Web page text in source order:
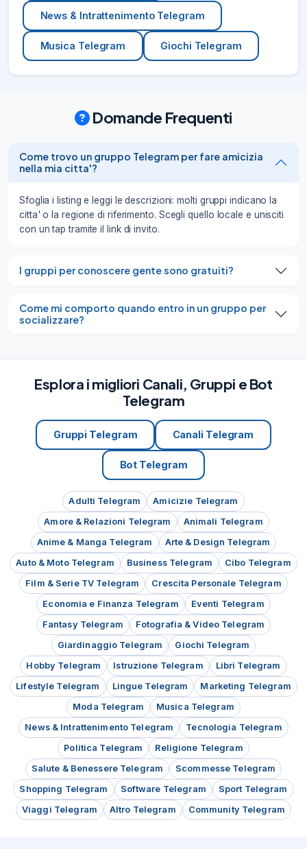
News & Intrattenimento Telegram
Musica Telegram Giochi Telegram
Domande Frequenti
Come trovo un gruppo Telegram per fare amicizia
nella mia citta'?
Sfoglia i listing e leggi le descrizioni: molti gruppi indicano la
citta' o la regione di riferimento. Scegli quello locale e unisciti
con un tap tramite il link di invito.
I gruppi per conoscere gente sono gratuiti?
Come mi comporto quando entro in un gruppo per
socializzare?
Esplora i migliori Canali, Gruppi e Bot
Telegram
Gruppi Telegram Canali Telegram
Bot Telegram
Adulti Telegram
Amicizie Telegram
Amore & Relazioni Telegram
Animali Telegram
Anime & Manga Telegram
Arte & Design Telegram
Auto & Moto Telegram
Business Telegram
Cibo Telegram
Film & Serie TV Telegram
Crescita Personale Telegram
Economia e Finanza Telegram
Eventi Telegram
Fantasy Telegram
Fotografia & Video Telegram
Giardinaggio Telegram
Giochi Telegram
Hobby Telegram
Istruzione Telegram
Libri Telegram
Lifestyle Telegram
Lingue Telegram
Marketing Telegram
Moda Telegram
Musica Telegram
News & Intrattenimento Telegram
Tecnologia Telegram
Politica Telegram
Religione Telegram
Salute & Benessere Telegram
Scommesse Telegram
Shopping Telegram
Software Telegram
Sport Telegram
Viaggi Telegram
Altro Telegram Community Telegram